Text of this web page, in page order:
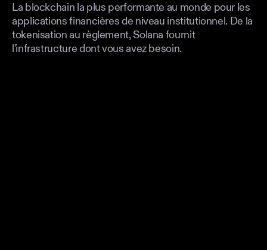
La blockchain la plus performante au monde pour les
applications financières de niveau institutionnel. De la
tokenisation au règlement, Solana fournit
l'infrastructure dont vous avez besoin.